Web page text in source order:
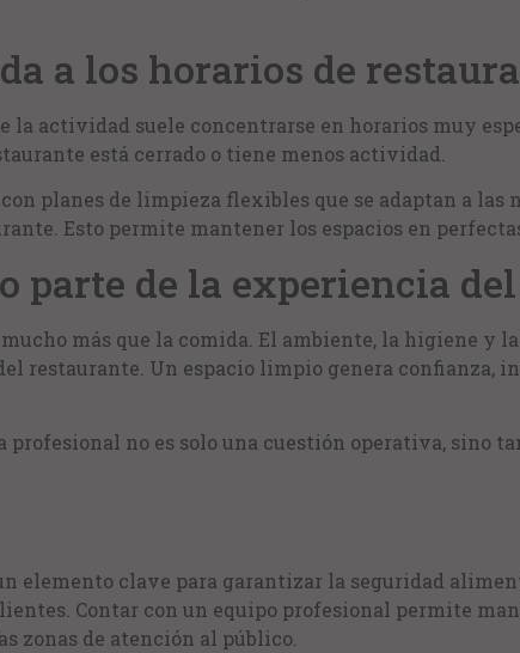
a los horarios de
la actividad suele concentrarse en horarios muy
está cerrado o tiene menos actividad.
planes de limpieza flexibles que se adaptan a las
Esto permite mantener los espacios en
parte de la experiencia
más que la comida. El ambiente, la higiene y
restaurante. Un espacio limpio genera confianza,
no es solo una cuestión operativa, sino
elemento clave para garantizar la seguridad
Contar con un equipo profesional permite
zonas de atención al público.